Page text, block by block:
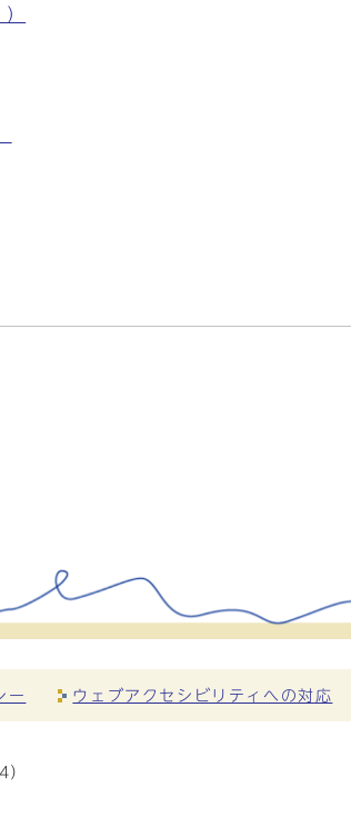
ー ウェブアクセシビリティへの対応